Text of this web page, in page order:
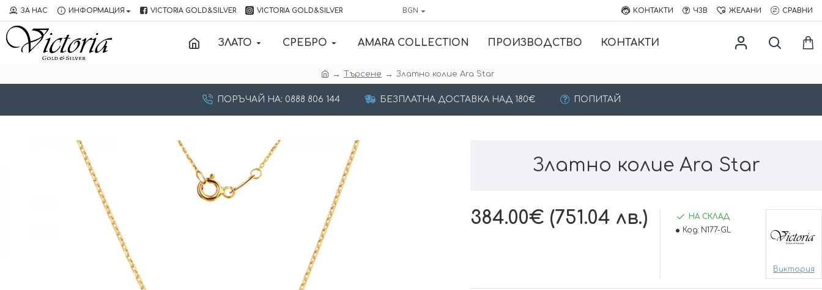
ЗА НАС ИНФОРМАЦИЯ VICTORIA GOLD&SILVER VICTORIA GOLD&SILVER BGN КОНТАКТИ ЧЗВ ЖЕЛАНИ СРАВНИ
ЗЛАТО СРЕБРО AMARA COLLECTION ПРОИЗВОДСТВО КОНТАКТИ
Търсене Златно колие Ara Star
ПОРЪЧАЙ НА: 0888 806 144 БЕЗПЛАТНА ДОСТАВКА НАД 180€ ПОПИТАЙ
Златно колие Ara Star
384.00€ (751.04 лв.)
НА СКЛАД
Код: N177-GL
Виктория